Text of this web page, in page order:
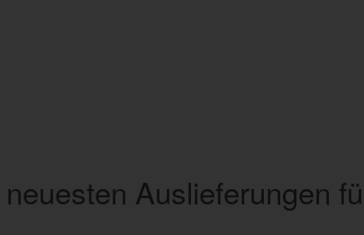
Auslieferungen